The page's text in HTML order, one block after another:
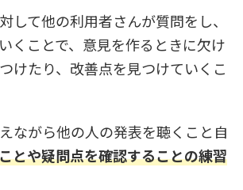
して他の利用者さんが質問をし、
くことで、意見を作るときに欠け
けたり、改善点を見つけていくこ
ながら他の人の発表を聴くこと自
とや疑問点を確認することの練習